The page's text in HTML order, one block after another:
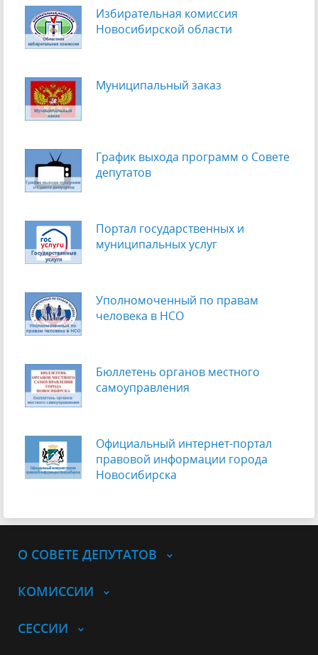
Избирательная комиссия
Новосибирской области
Муниципальный заказ
График выхода программ о Cовете
депутатов
Портал государственных и
муниципальных услуг
Уполномоченный по правам
человека в НСО
Бюллетень органов местного
самоуправления
Официальный интернет-портал
правовой информации города
Новосибирска
О СОВЕТЕ ДЕПУТАТОВ
КОМИССИИ
СЕССИИ